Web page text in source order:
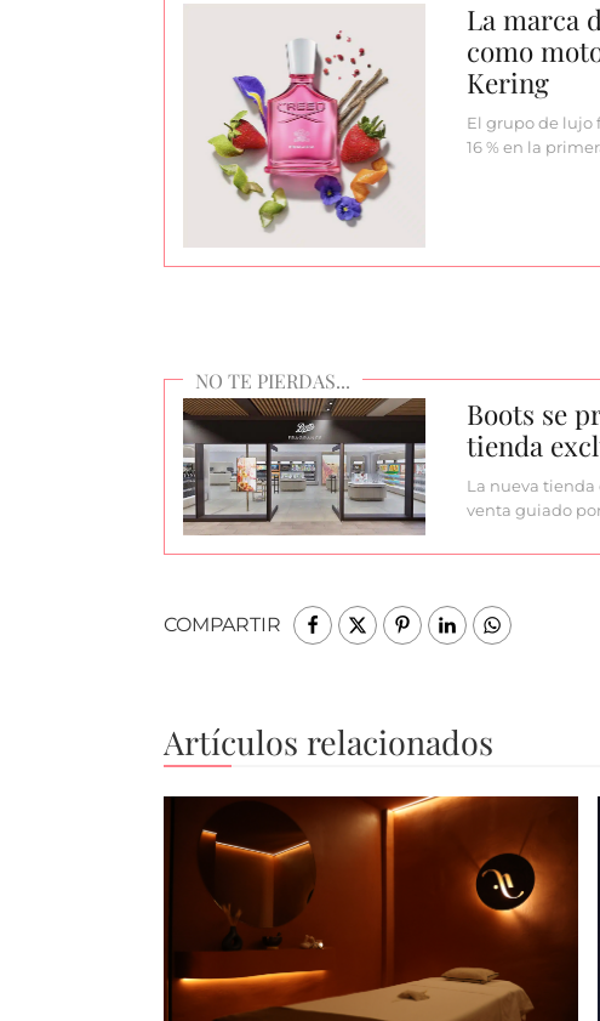
La marca
como
Kering
El grupo de lujo
16 % en la
Boots se
tienda
La nueva tienda
venta guiado
COMPARTIR
Artículos relacionados